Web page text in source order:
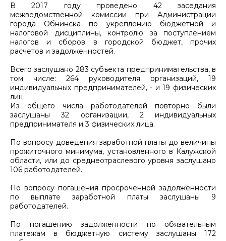
В 2017 году проведено 42 заседания
межведомственной комиссии при Администрации
города Обнинска по укреплению бюджетной и
налоговой дисциплины, контролю за поступлением
налогов и сборов в городской бюджет, прочих
расчетов и задолженностей.
Всего заслушано 283 субъекта предпринимательства, в
том числе: 264 руководителя организаций, 19
индивидуальных предпринимателей, - и 19 физических
лиц.
Из общего числа работодателей повторно были
заслушаны 32 организации, 2 индивидуальных
предпринимателя и 3 физических лица.
По вопросу доведения заработной платы до величины
прожиточного минимума, установленного в Калужской
области, или до среднеотраслевого уровня заслушано
106 работодателей.
По вопросу погашения просроченной задолженности
по выплате заработной платы заслушаны 9
работодателей.
По погашению задолженности по обязательным
платежам в бюджетную систему заслушаны 172